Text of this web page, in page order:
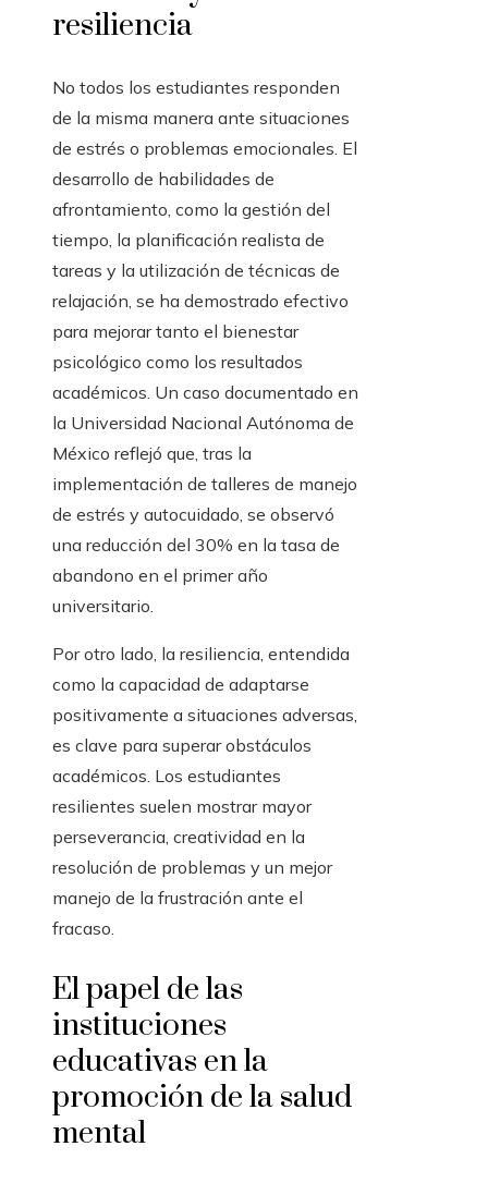
resiliencia
No todos los estudiantes responden
de la misma manera ante situaciones
de estrés o problemas emocionales. El
desarrollo de habilidades de
afrontamiento, como la gestión del
tiempo, la planificación realista de
tareas y la utilización de técnicas de
relajación, se ha demostrado efectivo
para mejorar tanto el bienestar
psicológico como los resultados
académicos. Un caso documentado en
la Universidad Nacional Autónoma de
México reflejó que, tras la
implementación de talleres de manejo
de estrés y autocuidado, se observó
una reducción del 30% en la tasa de
abandono en el primer año
universitario.
Por otro lado, la resiliencia, entendida
como la capacidad de adaptarse
positivamente a situaciones adversas,
es clave para superar obstáculos
académicos. Los estudiantes
resilientes suelen mostrar mayor
perseverancia, creatividad en la
resolución de problemas y un mejor
manejo de la frustración ante el
fracaso.
El papel de las
instituciones
educativas en la
promoción de la salud
mental